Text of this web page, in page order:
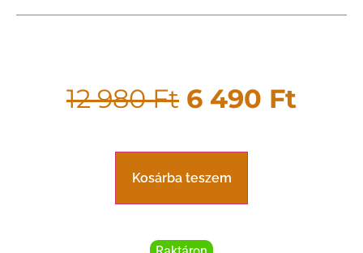
12 980Ft 6 490 Ft
Kosárba teszem